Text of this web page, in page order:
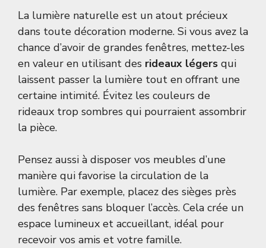
La lumière naturelle est un atout précieux
dans toute décoration moderne. Si vous avez la
chance d’avoir de grandes fenêtres, mettez-les
en valeur en utilisant des rideaux légers qui
laissent passer la lumière tout en offrant une
certaine intimité. Évitez les couleurs de
rideaux trop sombres qui pourraient assombrir
la pièce.
Pensez aussi à disposer vos meubles d’une
manière qui favorise la circulation de la
lumière. Par exemple, placez des sièges près
des fenêtres sans bloquer l’accès. Cela crée un
espace lumineux et accueillant, idéal pour
recevoir vos amis et votre famille.